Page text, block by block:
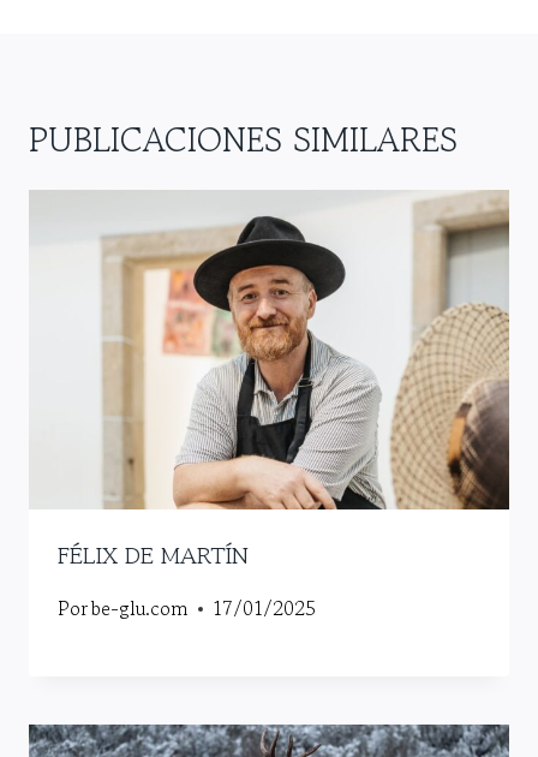
PUBLICACIONES SIMILARES
FÉLIX DE MARTÍN
Porbe-glu.com 17/01/2025